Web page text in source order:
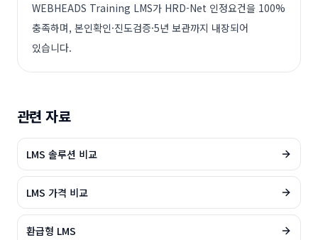
WEBHEADS Training LMS가 HRD-Net 인정요건을 100%
충족하며, 본인확인·진도검증·5년 보관까지 내장되어
있습니다.
관련 자료
LMS 솔루션 비교
LMS 가격 비교
환급형 LMS